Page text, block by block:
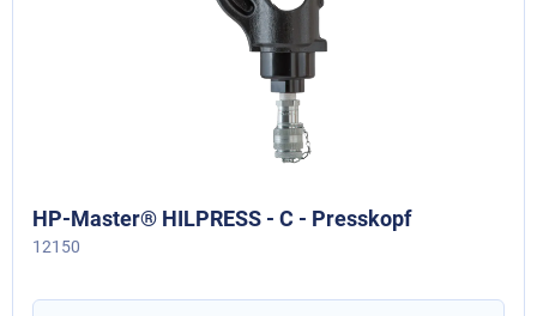
HP-Master® HILPRESS - C - Presskopf
12150